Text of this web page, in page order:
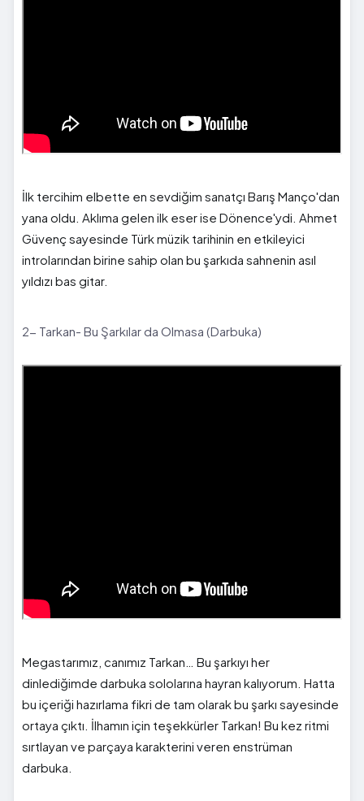
İlk tercihim elbette en sevdiğim sanatçı Barış Manço'dan
yana oldu. Aklıma gelen ilk eser ise Dönence'ydi. Ahmet
Güvenç sayesinde Türk müzik tarihinin en etkileyici
introlarından birine sahip olan bu şarkıda sahnenin asıl
yıldızı bas gitar.
2- Tarkan- Bu Şarkılar da Olmasa (Darbuka)
Megastarımız, canımız Tarkan… Bu şarkıyı her
dinlediğimde darbuka sololarına hayran kalıyorum. Hatta
bu içeriği hazırlama fikri de tam olarak bu şarkı sayesinde
ortaya çıktı. İlhamın için teşekkürler Tarkan! Bu kez ritmi
sırtlayan ve parçaya karakterini veren enstrüman
darbuka.